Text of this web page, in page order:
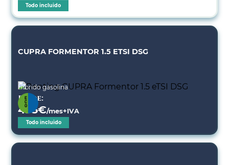
Todo incluido
CUPRA FORMENTOR 1.5 ETSI DSG
Híbrido gasolina
Desde:
495€/mes+IVA
Todo incluido